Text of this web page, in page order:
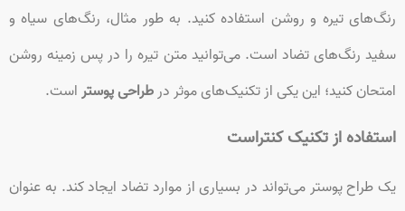
رنگ‌های تیره و روشن استفاده کنید. به طور مثال، رنگ‌های سیاه و
سفید رنگ‌های تضاد است. می‌توانید متن تیره را در پس زمینه روشن
امتحان کنید؛ این یکی از تکنیک‌های موثر درطراحی پوستراست.
استفاده از تکنیک کنتراست
یک طراح پوستر می‌تواند در بسیاری از موارد تضاد ایجاد کند. به عنوان